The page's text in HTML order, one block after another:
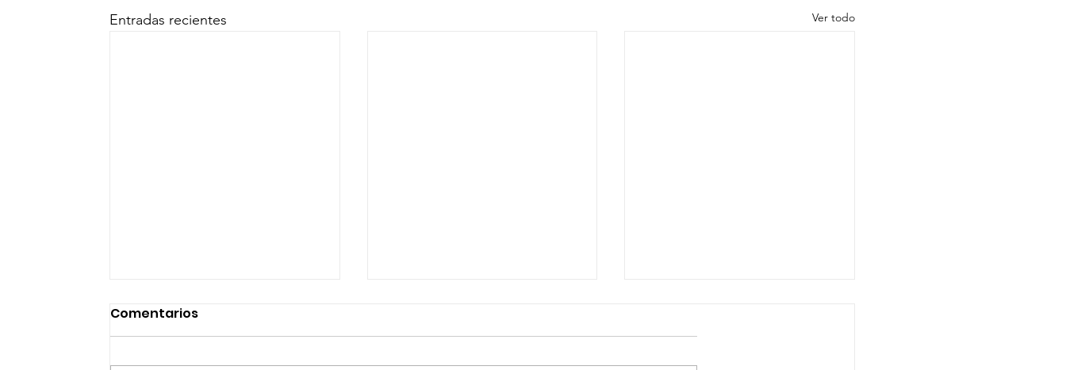
Entradas recientes Ver todo
Comentarios